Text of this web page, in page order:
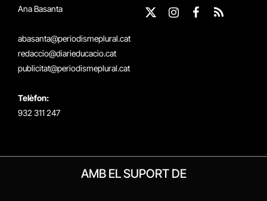
Ana Basanta
abasanta@periodismeplural.cat
redaccio@diarieducacio.cat
publicitat@periodismeplural.cat
Telèfon:
932 311 247
X
Instagram
Facebook
RSS
AMB EL SUPORT DE